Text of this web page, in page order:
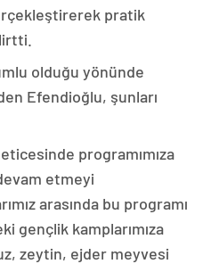
pratik
olduğu yönünde
Efendioğlu, şunları
programımıza
etmeyi
arasında bu programı
gençlik kamplarımıza
zeytin, ejder meyvesi